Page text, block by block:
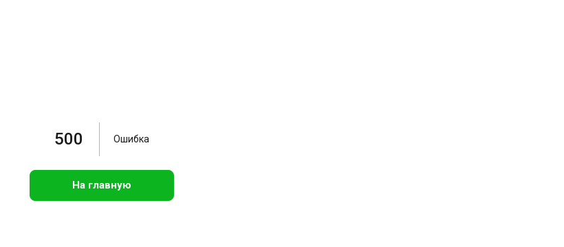
500 Ошибка
На главную